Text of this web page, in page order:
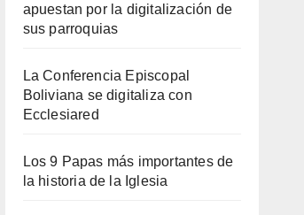
apuestan por la digitalización de
sus parroquias
La Conferencia Episcopal
Boliviana se digitaliza con
Ecclesiared
Los 9 Papas más importantes de
la historia de la Iglesia